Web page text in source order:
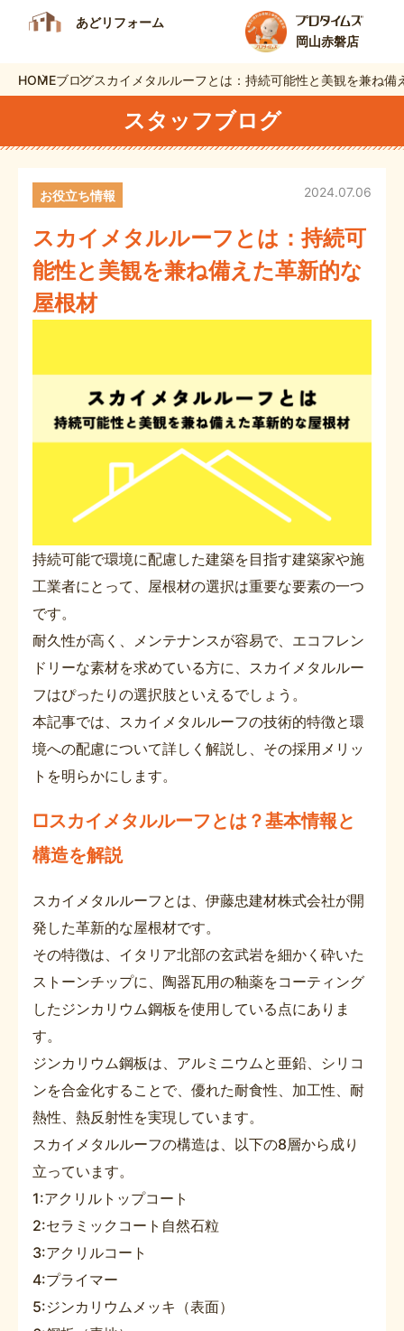
あどリフォーム
岡山赤磐店
HOMEブログスカイメタルルーフとは：持続可能性と美観を兼ね備
スタッフブログ
スカイメタルルーフとは：持続可
能性と美観を兼ね備えた革新的な
屋根材
2024.07.06
お役立ち情報
持続可能で環境に配慮した建築を目指す建築家や施
工業者にとって、屋根材の選択は重要な要素の一つ
です。
耐久性が高く、メンテナンスが容易で、エコフレン
ドリーな素材を求めている方に、スカイメタルルー
フはぴったりの選択肢といえるでしょう。
本記事では、スカイメタルルーフの技術的特徴と環
境への配慮について詳しく解説し、その採用メリッ
トを明らかにします。
□スカイメタルルーフとは？基本情報と
構造を解説
スカイメタルルーフとは、伊藤忠建材株式会社が開
発した革新的な屋根材です。
その特徴は、イタリア北部の玄武岩を細かく砕いた
ストーンチップに、陶器瓦用の釉薬をコーティング
したジンカリウム鋼板を使用している点にありま
す。
ジンカリウム鋼板は、アルミニウムと亜鉛、シリコ
ンを合金化することで、優れた耐食性、加工性、耐
熱性、熱反射性を実現しています。
スカイメタルルーフの構造は、以下の8層から成り
立っています。
1:アクリルトップコート
2:セラミックコート自然石粒
3:アクリルコート
4:プライマー
5:ジンカリウムメッキ（表面）